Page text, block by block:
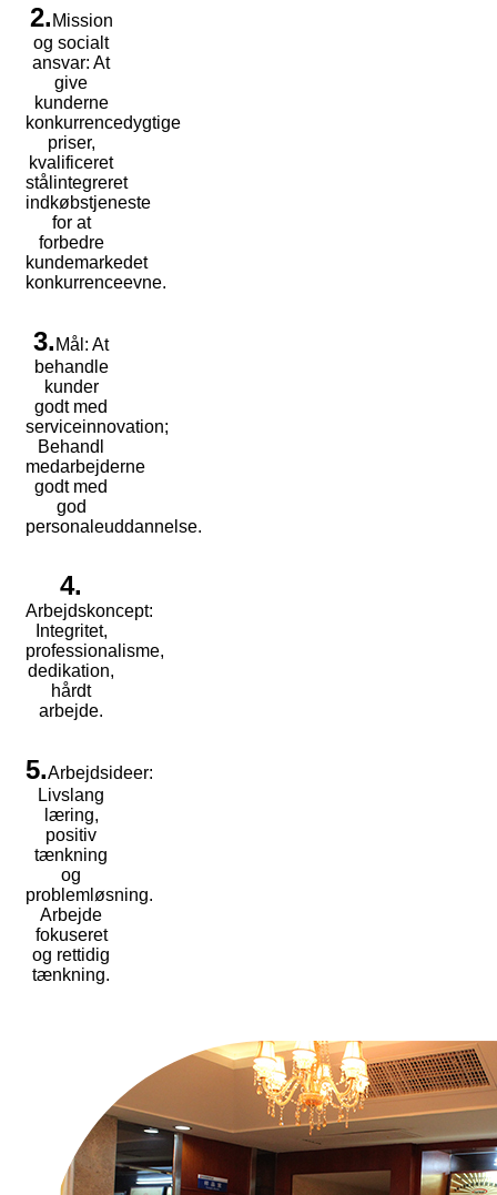
2. Mission
og socialt
ansvar: At
give
kunderne
konkurrencedygtige
priser,
kvalificeret
stålintegreret
indkøbstjeneste
for at
forbedre
kundemarkedet
konkurrenceevne.
3. Mål: At
behandle
kunder
godt med
serviceinnovation;
Behandl
medarbejderne
godt med
god
personaleuddannelse.
4.
Arbejdskoncept:
Integritet,
professionalisme,
dedikation,
hårdt
arbejde.
5.Arbejdsideer:
Livslang
læring,
positiv
tænkning
og
problemløsning.
Arbejde
fokuseret
og rettidig
tænkning.